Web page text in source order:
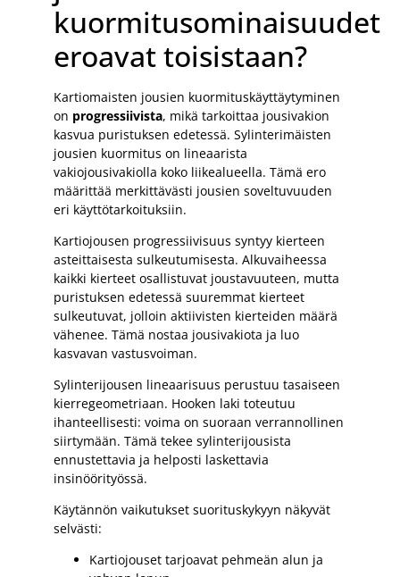
kuormitusominaisuudet
eroavat toisistaan?
Kartiomaisten jousien kuormituskäyttäytyminen
on progressiivista, mikä tarkoittaa jousivakion
kasvua puristuksen edetessä. Sylinterimäisten
jousien kuormitus on lineaarista
vakiojousivakiolla koko liikealueella. Tämä ero
määrittää merkittävästi jousien soveltuvuuden
eri käyttötarkoituksiin.
Kartiojousen progressiivisuus syntyy kierteen
asteittaisesta sulkeutumisesta. Alkuvaiheessa
kaikki kierteet osallistuvat joustavuuteen, mutta
puristuksen edetessä suuremmat kierteet
sulkeutuvat, jolloin aktiivisten kierteiden määrä
vähenee. Tämä nostaa jousivakiota ja luo
kasvavan vastusvoiman.
Sylinterijousen lineaarisuus perustuu tasaiseen
kierregeometriaan. Hooken laki toteutuu
ihanteellisesti: voima on suoraan verrannollinen
siirtymään. Tämä tekee sylinterijousista
ennustettavia ja helposti laskettavia
insinöörityössä.
Käytännön vaikutukset suorituskykyyn näkyvät
selvästi:
Kartiojouset tarjoavat pehmeän alun ja